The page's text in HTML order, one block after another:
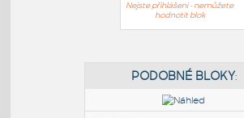
Nejste přihlášeni - nemůžete
hodnotit blok